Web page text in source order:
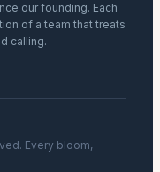
our founding. Each
of a team that treats
calling.
Every bloom,